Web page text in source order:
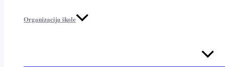
Organizacija škole
Menu
Toggle